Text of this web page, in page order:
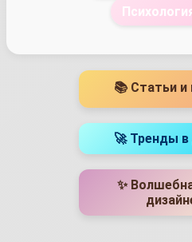
📚 Статьи и
🚀 Тренды в
✨